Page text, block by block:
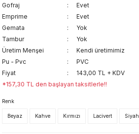
Gofraj
Evet
Emprime
Evet
Gemata
Yok
Tambur
Yok
Üretim Menşei
Kendi üretimimiz
Pu - Pvc
PVC
Fiyat
143,00 TL + KDV
*157,30 TL den başlayan taksitlerle!!
Renk
Beyaz Kahve Kırmızı Lacivert Siyah